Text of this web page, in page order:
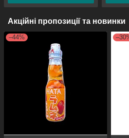
Акційні пропозиції та новинки
–44%